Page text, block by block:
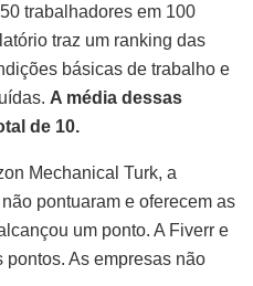
trabalhadores em 100
traz um ranking das
básicas de trabalho e
A média dessas
de 10.
Mechanical Turk, a
pontuaram e oferecem as
um ponto. A Fiverr e
As empresas não